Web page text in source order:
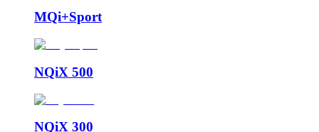
MQi+Sport
NQiX 500
NQiX 300